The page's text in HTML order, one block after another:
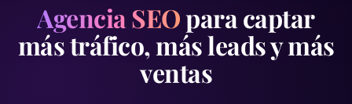
Agencia SEOpara captar
más tráfico, más leads y más
ventas